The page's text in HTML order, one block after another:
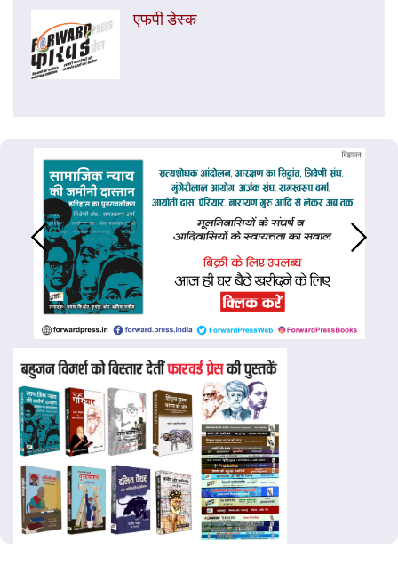
एफपी डेस्‍क